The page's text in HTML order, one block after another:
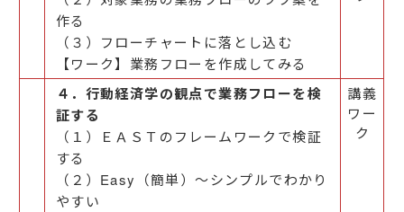
作る
（３）フローチャートに落とし込む
【ワーク】業務フローを作成してみる
４．行動経済学の観点で業務フローを検
証する
（１）ＥＡＳＴのフレームワークで検証
する
（２）Easy（簡単）～シンプルでわかり
やすい
講義
ワー
ク